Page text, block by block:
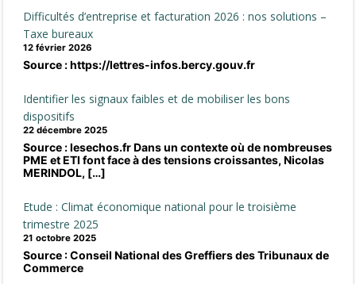
Difficultés d’entreprise et facturation 2026 : nos solutions –
Taxe bureaux
12 février 2026
Source : https://lettres-infos.bercy.gouv.fr
Identifier les signaux faibles et de mobiliser les bons
dispositifs
22 décembre 2025
Source : lesechos.fr Dans un contexte où de nombreuses
PME et ETI font face à des tensions croissantes, Nicolas
MERINDOL, […]
Etude : Climat économique national pour le troisième
trimestre 2025
21 octobre 2025
Source : Conseil National des Greffiers des Tribunaux de
Commerce